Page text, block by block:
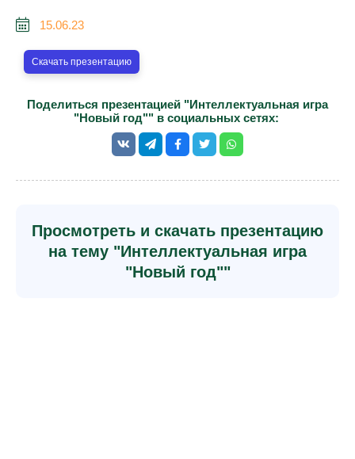
15.06.23
Скачать презентацию
Поделиться презентацией "Интеллектуальная игра
"Новый год"" в социальных сетях:
Просмотреть и скачать презентацию
на тему "Интеллектуальная игра
"Новый год""